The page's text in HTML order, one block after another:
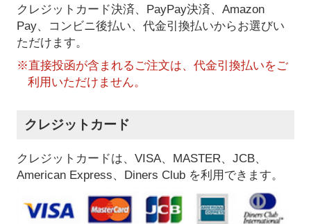
クレジットカード決済、PayPay決済、Amazon
Pay、コンビニ後払い、代金引換払いからお選びい
ただけます。
※直接投函が含まれるご注文は、代金引換払いをご
利用いただけません。
クレジットカード
クレジットカードは、VISA、MASTER、JCB、
American Express、Diners Club を利用できます。